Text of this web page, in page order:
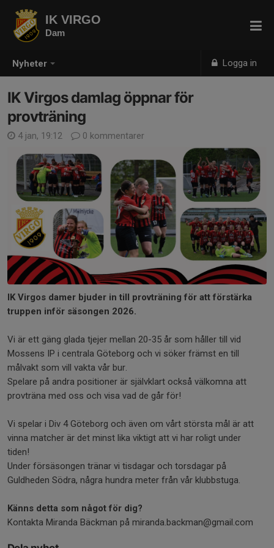
Nyheter Logga in
IK VIRGO
Dam
IK Virgos damlag öppnar för
provträning
4 jan, 19:12 0 kommentarer
IK Virgos damer bjuder in till provträning för att förstärka
truppen inför säsongen 2026.
Vi är ett gäng glada tjejer mellan 20-35 år som håller till vid
Mossens IP i centrala Göteborg och vi söker främst en till
målvakt som vill vakta vår bur.
Spelare på andra positioner är självklart också välkomna att
provträna med oss och visa vad de går för!
Vi spelar i Div 4 Göteborg och även om vårt största mål är att
vinna matcher är det minst lika viktigt att vi har roligt under
tiden!
Under försäsongen tränar vi tisdagar och torsdagar på
Guldheden Södra, några hundra meter från vår klubbstuga.
Känns detta som något för dig?
Kontakta Miranda Bäckman på miranda.backman@gmail.com